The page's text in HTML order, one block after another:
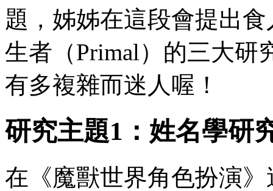
題，姊姊在這段會提出
生者（Primal）的三大研
有多複雜而迷人喔！
研究主題1：姓名學研
在《魔獸世界角色扮演